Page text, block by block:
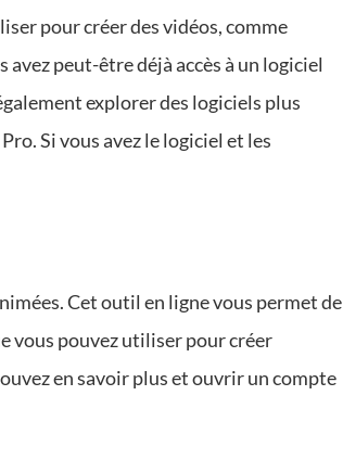
pour créer des vidéos, comme
peut-être déjà accès à un logiciel
explorer des logiciels plus
Si vous avez le logiciel et les
Cet outil en ligne vous permet de
vous pouvez utiliser pour créer
en savoir plus et ouvrir un compte